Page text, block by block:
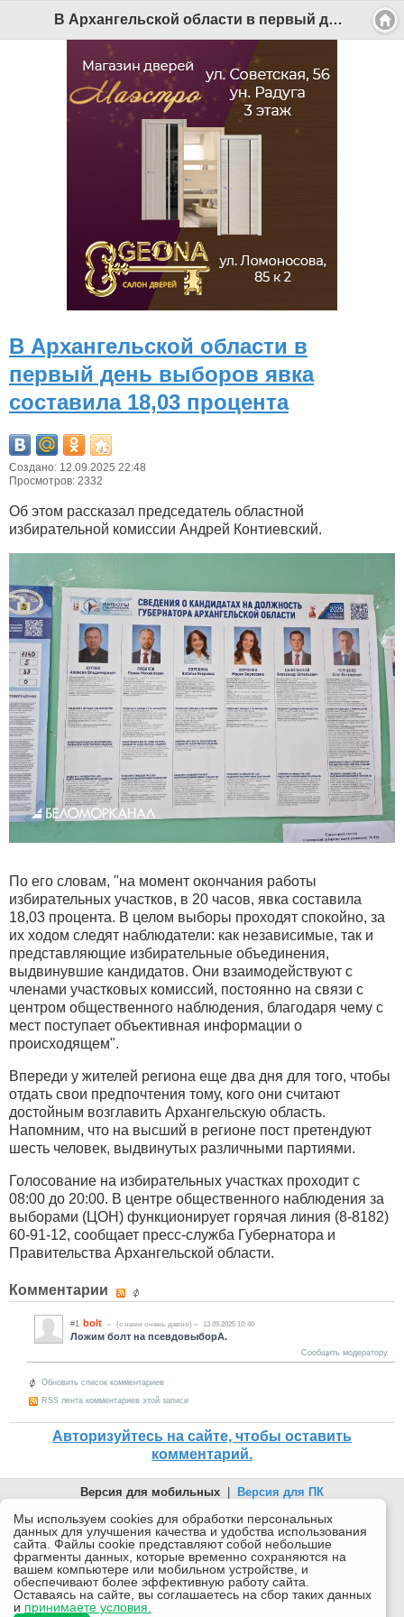
В Архангельской области в первый день выборов явка составила 18,03 процента - Беломорканал Северодвинск tv29.ru
В Архангельской области в
первый день выборов явка
составила 18,03 процента
Создано: 12.09.2025 22:48
Просмотров: 2332
Об этом рассказал председатель областной
избирательной комиссии Андрей Контиевский.
По его словам, "на момент окончания работы
избирательных участков, в 20 часов, явка составила
18,03 процента. В целом выборы проходят спокойно, за
их ходом следят наблюдатели: как независимые, так и
представляющие избирательные объединения,
выдвинувшие кандидатов. Они взаимодействуют с
членами участковых комиссий, постоянно на связи с
центром общественного наблюдения, благодаря чему с
мест поступает объективная информации о
происходящем".
Впереди у жителей региона еще два дня для того, чтобы
отдать свои предпочтения тому, кого они считают
достойным возглавить Архангельскую область.
Напомним, что на высший в регионе пост претендуют
шесть человек, выдвинутых различными партиями.
Голосование на избирательных участках проходит с
08:00 до 20:00. В центре общественного наблюдения за
выборами (ЦОН) функционирует горячая линия (8-8182)
60-91-12, сообщает пресс-служба Губернатора и
Правительства Архангельской области.
Комментарии
#1 bolt (c нами очень давно) 13.09.2025 10:40
Ложим болт на псевдовыборА.
Сообщить модератору
Обновить список комментариев
RSS лента комментариев этой записи
Авторизуйтесь на сайте, чтобы оставить
комментарий.
Версия для мобильных
Версия для ПК
© 2026 Беломорканал Северодвинск tv29.ru
Joomla!is Free Software released under the GNU General Public
License.
Mobile version byMobile Joomla!
Desktop Version
Мы используем cookies для обработки персональных
данных для улучшения качества и удобства использования
сайта. Файлы cookie представляют собой небольшие
фрагменты данных, которые временно сохраняются на
вашем компьютере или мобильном устройстве, и
обеспечивают более эффективную работу сайта.
Оставаясь на сайте, вы соглашаетесь на сбор таких данных
и принимаете условия.